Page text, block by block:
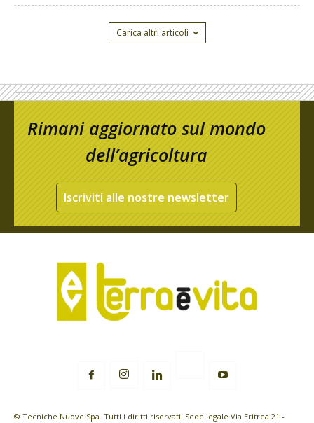
Carica altri articoli
Rimani aggiornato sul mondo
dell’agricoltura
Iscriviti alle nostre newsletter
© Tecniche Nuove Spa. Tutti i diritti riservati. Sede legale Via Eritrea 21 -